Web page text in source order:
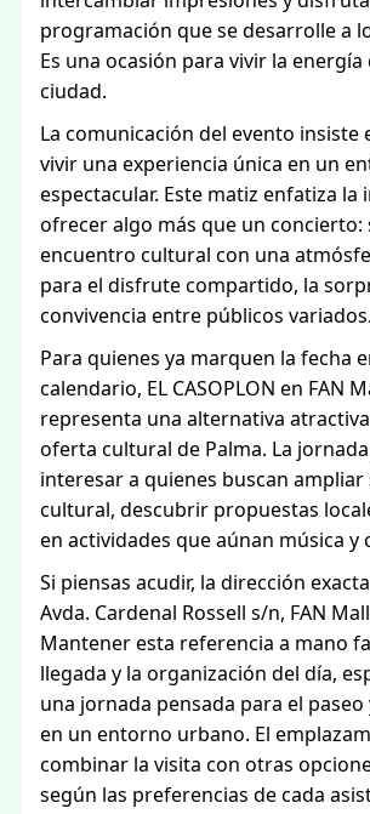
programación que se desarrolle a
Es una ocasión para vivir la energía
ciudad.
La comunicación del evento insiste
vivir una experiencia única en un
espectacular. Este matiz enfatiza la
ofrecer algo más que un concierto:
encuentro cultural con una
para el disfrute compartido, la
convivencia entre públicos variados.
Para quienes ya marquen la fecha
calendario, EL CASOPLON en FAN
representa una alternativa
oferta cultural de Palma. La
interesar a quienes buscan ampliar
cultural, descubrir propuestas
en actividades que aúnan música y
Si piensas acudir, la dirección
Avda. Cardenal Rossell s/n, FAN
Mantener esta referencia a mano
llegada y la organización del día,
una jornada pensada para el
en un entorno urbano. El
combinar la visita con otras
según las preferencias de cada